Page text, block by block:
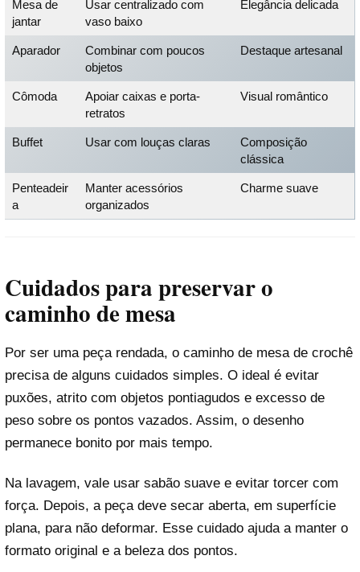
Mesa de
jantar
Usar centralizado com
vaso baixo
Elegância delicada
Aparador
Combinar com poucos
objetos
Destaque artesanal
Cômoda
Apoiar caixas e porta-
retratos
Visual romântico
Buffet Usar com louças claras
Composição
clássica
Penteadeir
a
Manter acessórios
organizados
Charme suave
Cuidados para preservar o
caminho de mesa
Por ser uma peça rendada, o caminho de mesa de crochê
precisa de alguns cuidados simples. O ideal é evitar
puxões, atrito com objetos pontiagudos e excesso de
peso sobre os pontos vazados. Assim, o desenho
permanece bonito por mais tempo.
Na lavagem, vale usar sabão suave e evitar torcer com
força. Depois, a peça deve secar aberta, em superfície
plana, para não deformar. Esse cuidado ajuda a manter o
formato original e a beleza dos pontos.